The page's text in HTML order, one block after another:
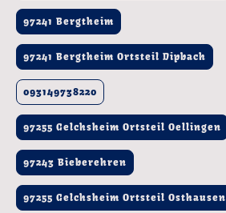
97241 Bergtheim
97241 Bergtheim Ortsteil Dipbach
093149738220
97255 Gelchsheim Ortsteil Oellingen
97243 Bieberehren
97255 Gelchsheim Ortsteil Osthausen